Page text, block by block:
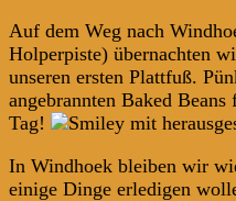
Auf dem Weg nach
Holperpiste) übernachten
unseren ersten Plattfuß.
angebrannten Baked
Tag!
In Windhoek bleiben wir
einige Dinge erledigen